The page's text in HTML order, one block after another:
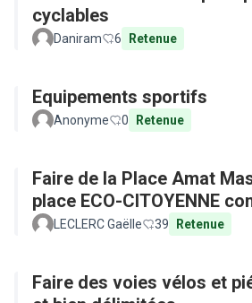
cyclables
Daniram 6 Retenue
Equipements sportifs
Anonyme 0 Retenue
Faire de la Place Amat
place ECO-CITOYENNE
LECLERC Gaëlle 39 Retenue
Faire des voies vélos et